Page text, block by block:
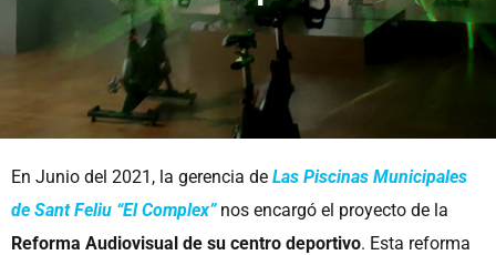
En Junio del 2021, la gerencia de Las Piscinas Municipales
de Sant Feliu “El Complex”nos encargó el proyecto de la
Reforma Audiovisual de su centro deportivo. Esta reforma